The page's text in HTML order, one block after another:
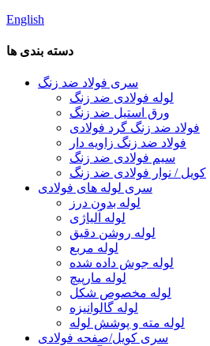
English
دسته بندی ها
سری فولاد ضد زنگ
لوله فولادی ضد زنگ
ورق استیل ضد زنگ
فولاد ضد زنگ گرد فولادی
فولاد ضد زنگ زاویه دار
سیم فولادی ضد زنگ
کویل / نوار فولادی ضد زنگ
سری لوله های فولادی
لوله بدون درز
لوله آلیاژی
لوله روشن دقیق
لوله مربع
لوله جوش داده شده
لوله مارپیچ
لوله مخصوص شکل
لوله گالوانیزه
لوله مته و پوشش لوله
سری کویل/صفحه فولادی